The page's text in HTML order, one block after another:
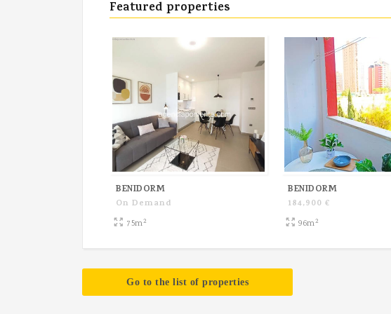
Featured properties
BENIDORM
On Demand
75m2
BENIDORM
184,900 €
96m2
Go to the list of properties